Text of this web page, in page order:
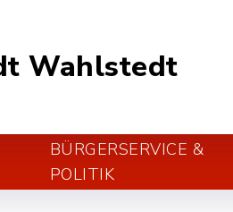
Wahlstedt
BÜRGERSERVICE &
POLITIK